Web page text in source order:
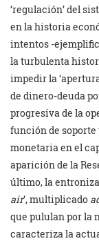
‘regulación’ del
en la historia
intentos -
la turbulenta
impedir la
de dinero-deuda
progresiva de la
función de
monetaria en el
aparición de la
último, la
air‘, multiplicado
que pululan por la
caracteriza la